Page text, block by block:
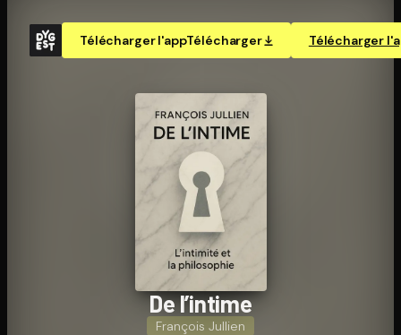
Télécharger l'appTélécharger Télécharger
De l’intime
François Jullien